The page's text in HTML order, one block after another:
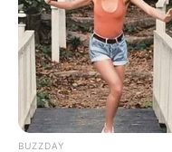
nicht nur ein
ein nur wenige
kulturelles Zentrum.
Öffnungszeiten und
das Ausflugsziel
BUZZDAY